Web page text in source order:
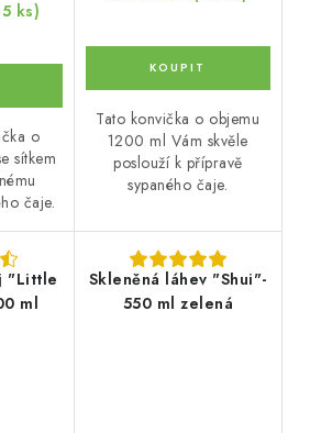
ks)
o
sítkem
čaje.
Tato konvička o objemu
1200 ml Vám skvěle
poslouží k přípravě
sypaného čaje.
"Little
ml
Skleněná láhev "Shui"-
550 ml zelená